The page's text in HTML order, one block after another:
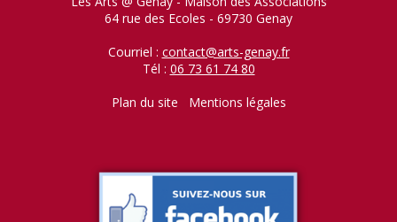
64 rue des Ecoles - 69730 Genay
Courriel : contact@arts-genay.fr
Tél : 06 73 61 74 80
Plan du site
Mentions légales